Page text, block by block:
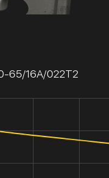
65/16А/022Т2